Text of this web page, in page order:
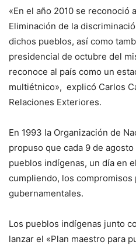
«En el año 2010 se reconoció
Eliminación de la
dichos pueblos, así como
presidencial de octubre del
reconoce al país como un
multiétnico», explicó Carlos
Relaciones Exteriores.
En 1993 la Organización de
propuso que cada 9 de
pueblos indígenas, un día en
cumpliendo, los
gubernamentales.
Los pueblos indígenas junto
lanzar el «Plan maestro para